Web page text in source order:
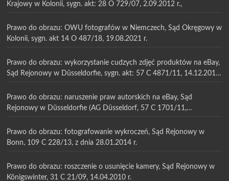
Krajowy w Kolonii, sygn. akt: 28 O 729/07, 2.09.2012 r.,
Prawo do obrazu: OWU fotografów w Niemczech, Sąd Okręgowy w
Kolonii, sygn. akt 14 O 487/18, 19.08.2021 r.
Prawo do obrazu: wykorzystanie cudzych zdjęć produktów na eBay,
Sąd Rejonowy w Düsseldorfie, sygn. akt: 57 C 4871/11, 14.12.2011
Prawo do obrazu: naruszenie praw autorskich na eBay, Sąd
Rejonowy w Düsseldorfie (AG Düsseldorf, 57 C 1701/11,
Prawo do obrazu: fotografowanie wykroczeń, Sąd Rejonowy w
Bonn, 109 C 228/13, z dnia 28.01.2014 r.
Prawo do obrazu: roszczenie o usunięcie kamery, Sąd Rejonowy w
Königswinter, 31 C 21/09, 14.04.2010 r.